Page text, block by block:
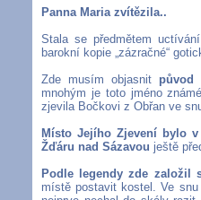
Panna Maria zvítězila..
Stala se předmětem
barokní kopie „zázračné“
Zde musím objasnit původ
mnohým je toto jméno
zjevila Bočkovi z Obřan ve
Místo Jejího Zjevení bylo
Žďáru nad Sázavou ještě
Podle legendy zde založil
místě postavit kostel. Ve